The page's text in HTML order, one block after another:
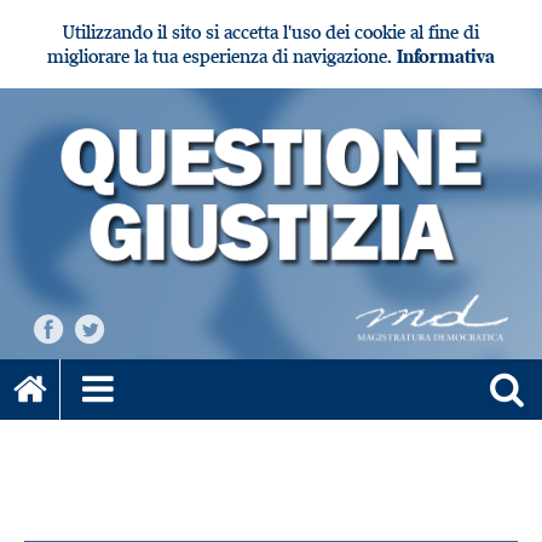
Utilizzando il sito si accetta l'uso dei cookie al fine di
migliorare la tua esperienza di navigazione. Informativa